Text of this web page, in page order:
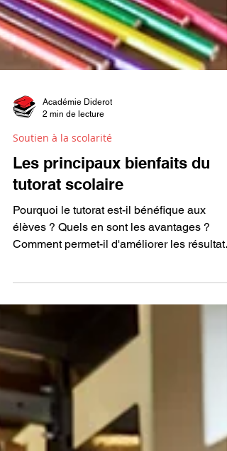
Académie Diderot
2 min de lecture
Soutien à la scolarité
Les principaux bienfaits du
tutorat scolaire
Pourquoi le tutorat est-il bénéfique aux
Comment permet-il d'améliorer les résultats
scolaires ?